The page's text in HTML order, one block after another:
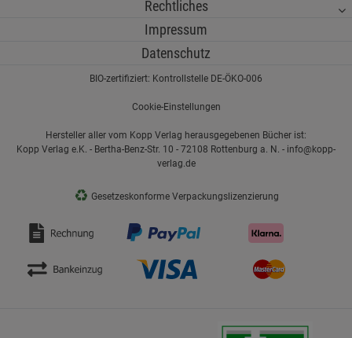
Rechtliches
Impressum
Datenschutz
BIO-zertifiziert: Kontrollstelle DE-ÖKO-006
Cookie-Einstellungen
Hersteller aller vom Kopp Verlag herausgegebenen Bücher ist:
Kopp Verlag e.K. - Bertha-Benz-Str. 10 - 72108 Rottenburg a. N. - info@kopp-
verlag.de
♻ Gesetzeskonforme Verpackungslizenzierung